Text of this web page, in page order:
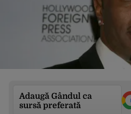
Adaugă Gândul ca
sursă preferată